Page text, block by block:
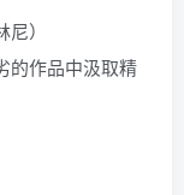
）
的作品中汲取精